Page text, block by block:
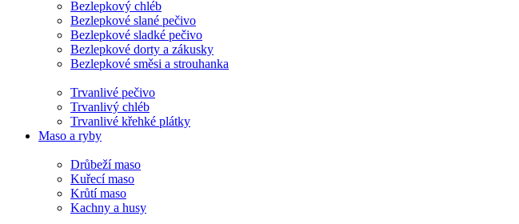
Bezlepkový chléb
Bezlepkové slané pečivo
Bezlepkové sladké pečivo
Bezlepkové dorty a zákusky
Bezlepkové směsi a strouhanka
Trvanlivé pečivo
Trvanlivý chléb
Trvanlivé křehké plátky
Maso a ryby
Drůbeží maso
Kuřecí maso
Krůtí maso
Kachny a husy